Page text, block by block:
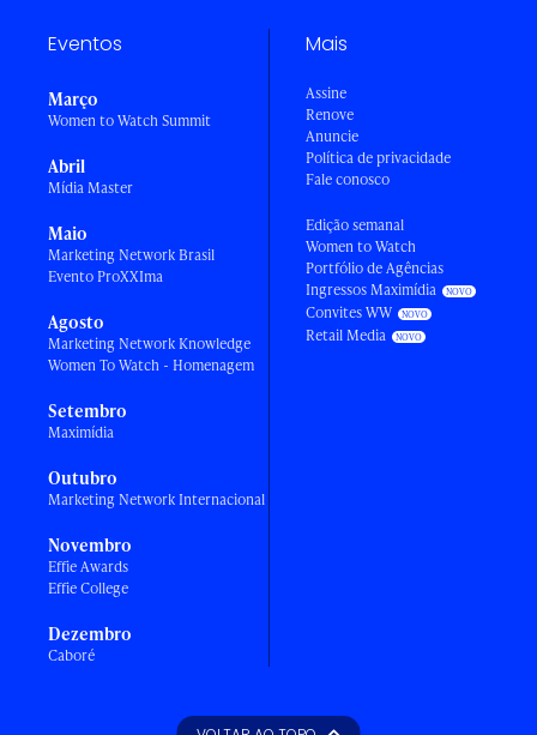
Eventos
Março
Women to Watch Summit
Abril
Mídia Master
Maio
Marketing Network Brasil
Evento ProXXIma
Agosto
Marketing Network Knowledge
Women To Watch - Homenagem
Setembro
Maximídia
Outubro
Marketing Network Internacional
Novembro
Effie Awards
Effie College
Dezembro
Caboré
Mais
Assine
Renove
Anuncie
Política de privacidade
Fale conosco
Edição semanal
Women to Watch
Portfólio de Agências
Ingressos Maximídia
Convites WW
Retail Media